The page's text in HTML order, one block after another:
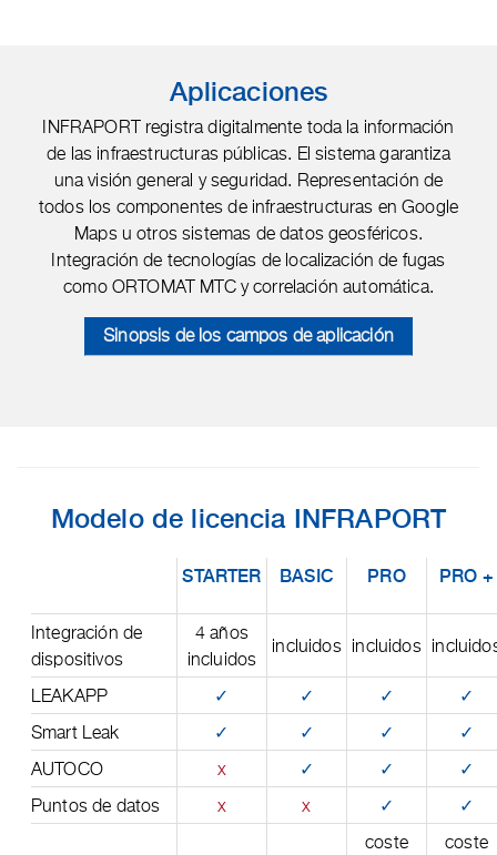
Aplicaciones
INFRAPORT registra digitalmente toda la información
de las infraestructuras públicas. El sistema garantiza
una visión general y seguridad. Representación de
todos los componentes de infraestructuras en Google
Maps u otros sistemas de datos geosféricos.
Integración de tecnologías de localización de fugas
como ORTOMAT MTC y correlación automática.
Sinopsis de los campos de aplicación
Modelo de licencia INFRAPORT
STARTER BASIC PRO PRO +
Integración de
dispositivos
4 años
incluidos
incluidos incluidos
LEAKAPP ✓ ✓ ✓
✓
Smart Leak
✓ ✓ ✓
✓
AUTOCO
x ✓ ✓
✓
Puntos de datos
x x ✓
✓
coste
coste